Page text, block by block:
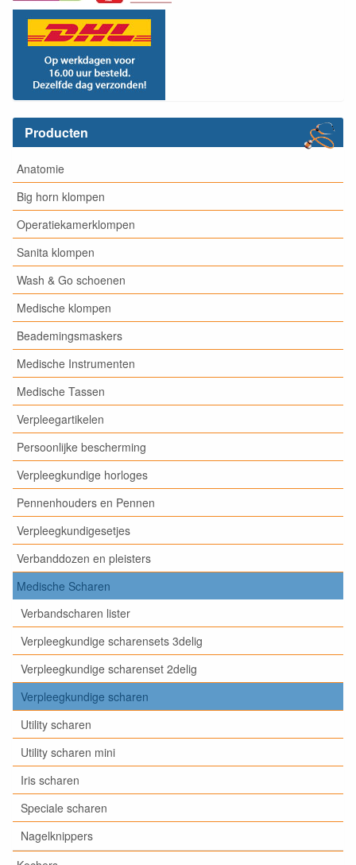
Producten
Anatomie
Big horn klompen
Operatiekamerklompen
Sanita klompen
Wash & Go schoenen
Medische klompen
Beademingsmaskers
Medische Instrumenten
Medische Tassen
Verpleegartikelen
Persoonlijke bescherming
Verpleegkundige horloges
Pennenhouders en Pennen
Verpleegkundigesetjes
Verbanddozen en pleisters
Medische Scharen
Verbandscharen lister
Verpleegkundige scharensets 3delig
Verpleegkundige scharenset 2delig
Verpleegkundige scharen
Utility scharen
Utility scharen mini
Iris scharen
Speciale scharen
Nagelknippers